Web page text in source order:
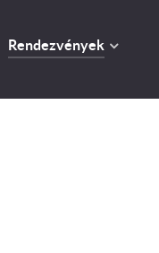
Rendezvények